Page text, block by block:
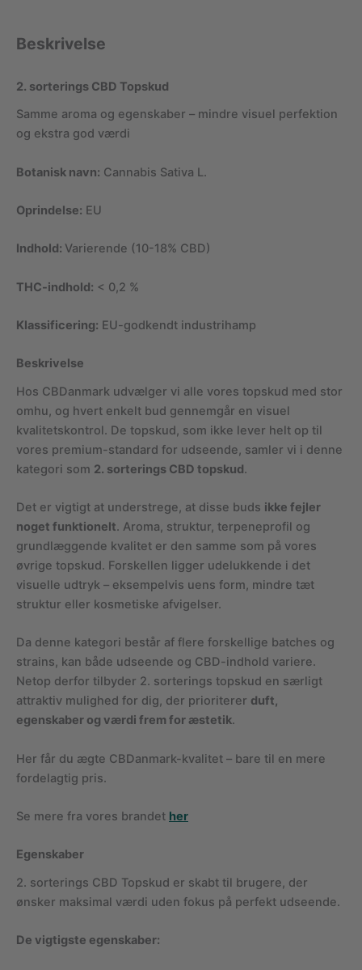
Beskrivelse
2. sorterings CBD Topskud
Samme aroma og egenskaber – mindre visuel perfektion
og ekstra god værdi
Botanisk navn: Cannabis Sativa L.
Oprindelse: EU
Indhold: Varierende (10-18% CBD)
THC-indhold: < 0,2 %
Klassificering: EU-godkendt industrihamp
Beskrivelse
Hos CBDanmark udvælger vi alle vores topskud med stor
omhu, og hvert enkelt bud gennemgår en visuel
kvalitetskontrol. De topskud, som ikke lever helt op til
vores premium-standard for udseende, samler vi i denne
kategori som 2. sorterings CBD topskud.
Det er vigtigt at understrege, at disse buds ikke fejler
noget funktionelt. Aroma, struktur, terpeneprofil og
grundlæggende kvalitet er den samme som på vores
øvrige topskud. Forskellen ligger udelukkende i det
visuelle udtryk – eksempelvis uens form, mindre tæt
struktur eller kosmetiske afvigelser.
Da denne kategori består af flere forskellige batches og
strains, kan både udseende og CBD-indhold variere.
Netop derfor tilbyder 2. sorterings topskud en særligt
attraktiv mulighed for dig, der prioriterer duft,
egenskaber og værdi frem for æstetik.
Her får du ægte CBDanmark-kvalitet – bare til en mere
fordelagtig pris.
Se mere fra vores brandet her
Egenskaber
2. sorterings CBD Topskud er skabt til brugere, der
ønsker maksimal værdi uden fokus på perfekt udseende.
De vigtigste egenskaber: